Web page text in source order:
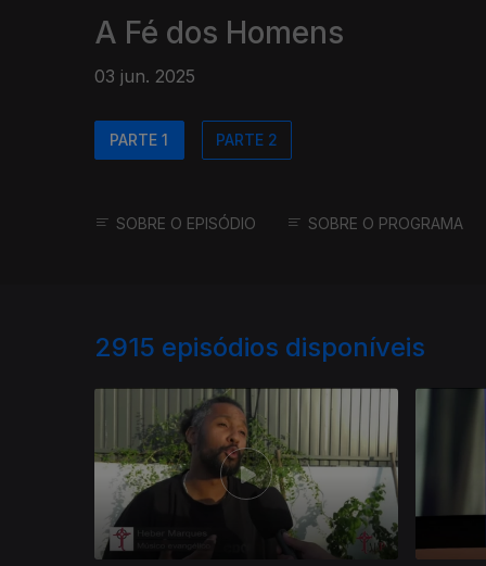
A Fé dos Homens
03 jun. 2025
PARTE 1 PARTE 2
SOBRE O EPISÓDIO SOBRE O PROGRAMA
2915 episódios disponíveis